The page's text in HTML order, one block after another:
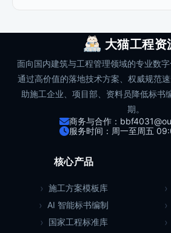
大猫工程资
面向国内建筑与工程管理领域的专业数
通过高价值的落地技术方案、权威规范
助施工企业、项目部、资料员降低标书
期。
商务与合作：
服务时间：周一至周五
核心产品
施工方案模板库
AI 智能标书编制
国家工程标准库